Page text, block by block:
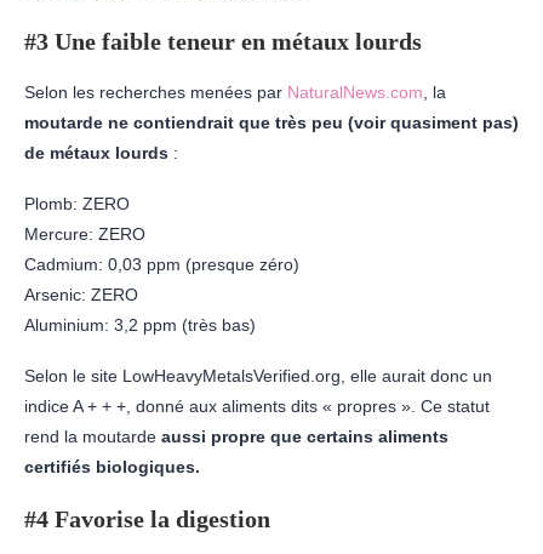
#3 Une faible teneur en métaux lourds
Selon les recherches menées par NaturalNews.com , la
moutarde ne contiendrait que très peu (voir quasiment pas)
de métaux lourds :
Plomb: ZERO
Mercure: ZERO
Cadmium: 0,03 ppm (presque zéro)
Arsenic: ZERO
Aluminium: 3,2 ppm (très bas)
Selon le site LowHeavyMetalsVerified.org, elle aurait donc un
indice A + + +, donné aux aliments dits « propres ». Ce statut
rend la moutarde aussi propre que certains aliments
certifiés biologiques.
#4 Favorise la digestion